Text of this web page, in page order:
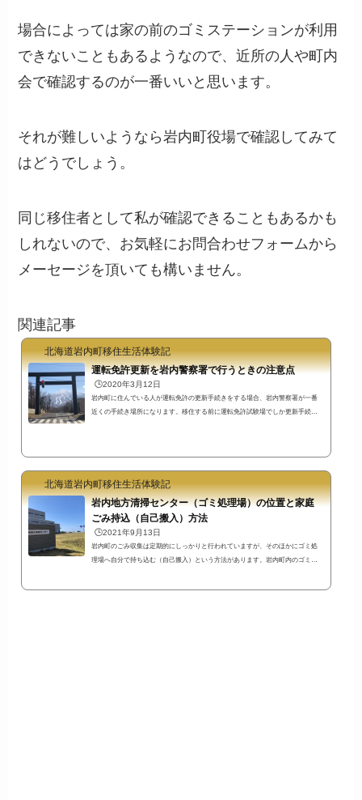
場合によっては家の前のゴミステーションが利用
できないこともあるようなので、近所の人や町内
会で確認するのが一番いいと思います。
それが難しいようなら岩内町役場で確認してみて
はどうでしょう。
同じ移住者として私が確認できることもあるかも
しれないので、お気軽にお問合わせフォームから
メーセージを頂いても構いません。
関連記事
北海道岩内町移住生活体験記
運転免許更新を岩内警察署で行うときの注意点
🕒️2020年3月12日
岩内町に住んでいる人が運転免許の更新手続きをする場合、岩内警察署が一番
近くの手続き場所になります。移住する前に運転免許試験場でしか更新手続き
す。毎月の講習日と講習場所が事前に決められている運転免許試験場で更新を
行う場合...
北海道岩内町移住生活体験記
岩内地方清掃センター（ゴミ処理場）の位置と家庭
ごみ持込（自己搬入）方法
🕒️2021年9月13日
岩内町のごみ収集は定期的にしっかりと行われていますが、そのほかにゴミ処
理場へ自分で持ち込む（自己搬入）という方法があります。岩内町内のゴミ処